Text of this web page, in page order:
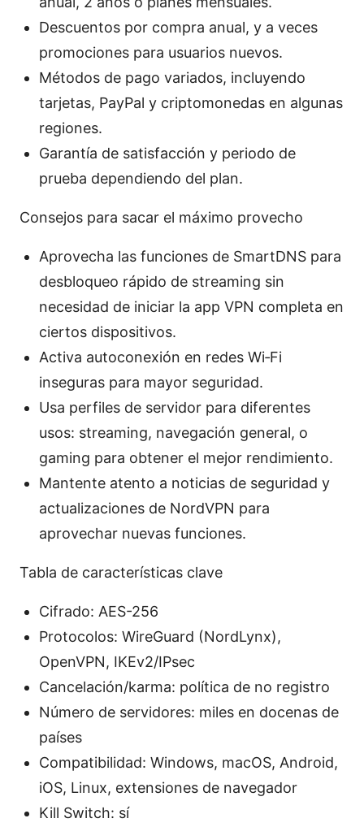
Descuentos por compra anual, y a veces
promociones para usuarios nuevos.
Métodos de pago variados, incluyendo
tarjetas, PayPal y criptomonedas en algunas
regiones.
Garantía de satisfacción y periodo de
prueba dependiendo del plan.
Consejos para sacar el máximo provecho
Aprovecha las funciones de SmartDNS para
desbloqueo rápido de streaming sin
necesidad de iniciar la app VPN completa en
ciertos dispositivos.
Activa autoconexión en redes Wi‑Fi
inseguras para mayor seguridad.
Usa perfiles de servidor para diferentes
usos: streaming, navegación general, o
gaming para obtener el mejor rendimiento.
Mantente atento a noticias de seguridad y
actualizaciones de NordVPN para
aprovechar nuevas funciones.
Tabla de características clave
Cifrado: AES-256
Protocolos: WireGuard (NordLynx),
OpenVPN, IKEv2/IPsec
Cancelación/karma: política de no registro
Número de servidores: miles en docenas de
países
Compatibilidad: Windows, macOS, Android,
iOS, Linux, extensiones de navegador
Kill Switch: sí